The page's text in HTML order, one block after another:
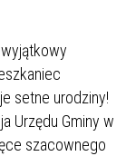
setne urodziny!
Urzędu Gminy w
szacownego